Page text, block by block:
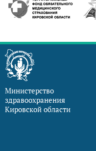
Министерство
здравоохранения
Кировской области